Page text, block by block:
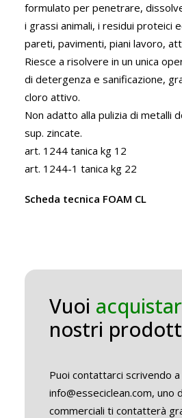
formulato per penetrare,
i grassi animali, i residui proteici
pareti, pavimenti, piani lavoro,
Riesce a risolvere in un unica
di detergenza e sanificazione,
cloro attivo.
Non adatto alla pulizia di metalli
sup. zincate.
art. 1244 tanica kg 12
art. 1244-1 tanica kg 22
Scheda tecnica FOAM CL
Vuoi
nostri
Puoi contattarci scrivendo a
info@esseciclean.com, uno
commerciali ti contatterà